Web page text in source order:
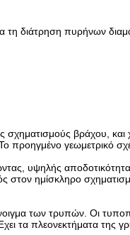
διάτρηση πυρήνων
βράχου, και
γεωμετρικό
υψηλής
ημίσκληρο
των τρυπών. Οι
τα πλεονεκτήματα